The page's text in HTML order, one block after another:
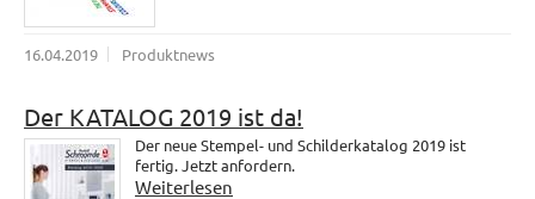
16.04.2019 Produktnews
Der KATALOG 2019 ist da!
Der neue Stempel- und Schilderkatalog 2019 ist
fertig. Jetzt anfordern.
Weiterlesen